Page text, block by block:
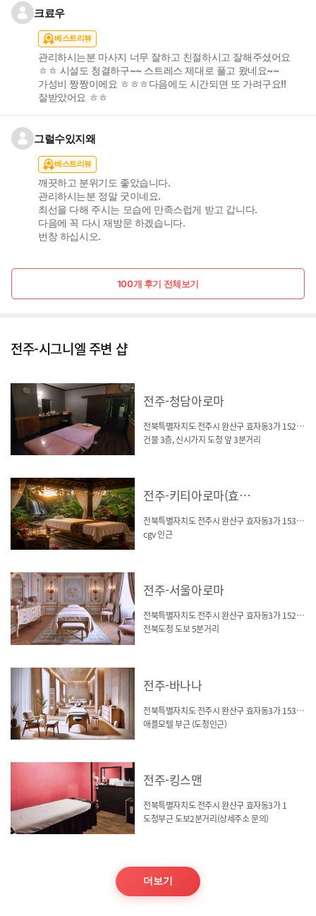
크료우
베스트리뷰
관리하시는분 마사지 너무 잘하고 친절하시고 잘해주셨어요
ㅎㅎ 시설도 청결하구~~ 스트레스 제대로 풀고 왔네요~~
가성비 짱짱이에요 ㅎㅎㅎ다음에도 시간되면 또 가려구요!!
잘받았어요 ㅎㅎ
그럴수있지왜
베스트리뷰
깨끗하고 분위기도 좋았습니다.
관리하시는분 정말 굿이네요.
최선을 다해 주시는 모습에 만족스럽게 받고 갑니다.
다음에 꼭 다시 재방문 하겠습니다.
번창 하십시오.
100개 후기 전체보기
전주-시그니엘 주변 샵
전주-청담아로마
전북특별자치도 전주시 완산구 효자동3가 1527-4
건물 3층, 신시가지 도청 앞 3분거리
전주-키티아로마(효자동)
전북특별자치도 전주시 완산구 효자동3가 1531-2
cgv 인근
전주-서울아로마
전북특별자치도 전주시 완산구 효자동3가 1529-10
전북도청 도보 5분거리
전주-바나나
전북특별자치도 전주시 완산구 효자동3가 1532-17
애플모텔 부근 (도청인근)
전주-킹스맨
전북특별자치도 전주시 완산구 효자동3가 1
도청부근 도보2분거리(상세주소 문의)
더보기